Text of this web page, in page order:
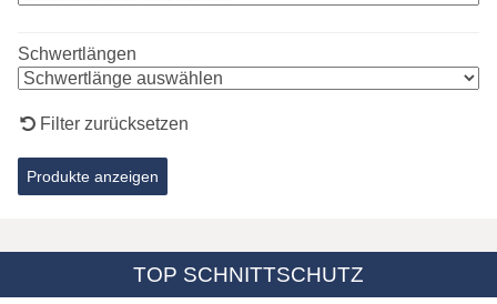
Schwertlängen
Filter zurücksetzen
TOP SCHNITTSCHUTZ